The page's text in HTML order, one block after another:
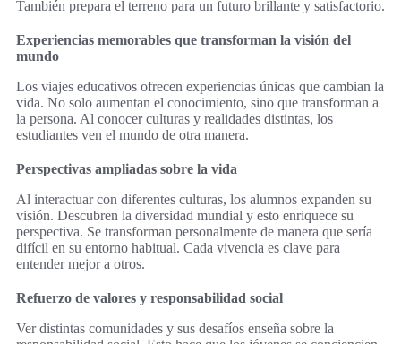
También prepara el terreno para un futuro brillante y satisfactorio.
Experiencias memorables que transforman la visión del
mundo
Los viajes educativos ofrecen experiencias únicas que cambian la
vida. No solo aumentan el conocimiento, sino que transforman a
la persona. Al conocer culturas y realidades distintas, los
estudiantes ven el mundo de otra manera.
Perspectivas ampliadas sobre la vida
Al interactuar con diferentes culturas, los alumnos expanden su
visión. Descubren la diversidad mundial y esto enriquece su
perspectiva. Se transforman personalmente de manera que sería
difícil en su entorno habitual. Cada vivencia es clave para
entender mejor a otros.
Refuerzo de valores y responsabilidad social
Ver distintas comunidades y sus desafíos enseña sobre la